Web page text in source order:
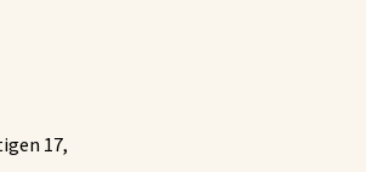
17,